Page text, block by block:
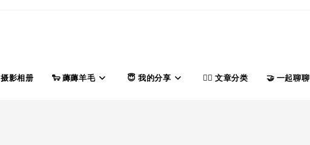
摄影相册 薅薅羊毛 我的分享 文章分类 一起聊聊